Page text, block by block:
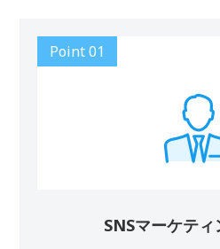
SNSマーケテ